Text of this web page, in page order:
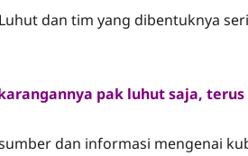
dan tim yang dibentuknya
pak luhut saja,
dan informasi mengenai